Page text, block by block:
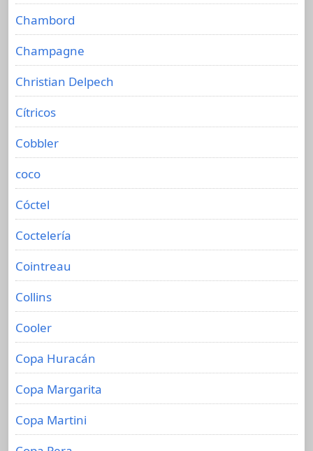
Chambord
Champagne
Christian Delpech
Cítricos
Cobbler
coco
Cóctel
Coctelería
Cointreau
Collins
Cooler
Copa Huracán
Copa Margarita
Copa Martini